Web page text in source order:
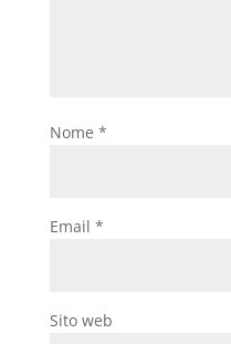
Nome *
Email *
Sito web